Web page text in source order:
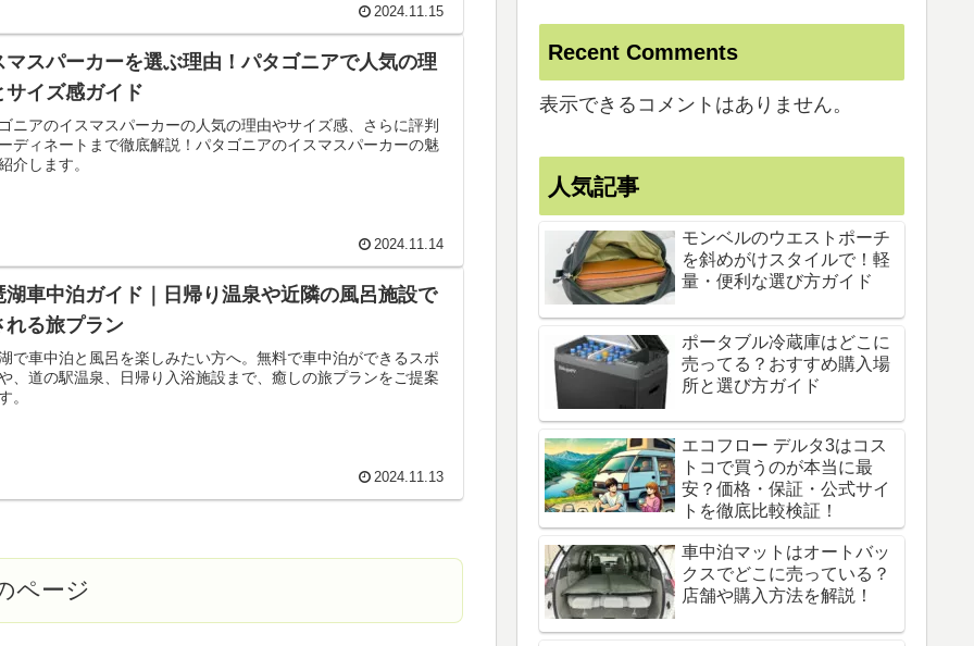
2024.11.15
マスパーカーを選ぶ理由！パタゴニアで人気の理
サイズ感ガイド
ニアのイスマスパーカーの人気の理由やサイズ感、さらに評判
ディネートまで徹底解説！パタゴニアのイスマスパーカーの魅
介します。
2024.11.14
湖車中泊ガイド｜日帰り温泉や近隣の風呂施設で
れる旅プラン
で車中泊と風呂を楽しみたい方へ。無料で車中泊ができるスポ
、道の駅温泉、日帰り入浴施設まで、癒しの旅プランをご提案
。
2024.11.13
ページ
Recent Comments
表示できるコメントはありません。
人気記事
モンベルのウエストポーチ
を斜めがけスタイルで！軽
量・便利な選び方ガイド
ポータブル冷蔵庫はどこに
売ってる？おすすめ購入場
所と選び方ガイド
エコフロー デルタ3はコス
トコで買うのが本当に最
安？価格・保証・公式サイ
トを徹底比較検証！
車中泊マットはオートバッ
クスでどこに売っている？
店舗や購入方法を解説！